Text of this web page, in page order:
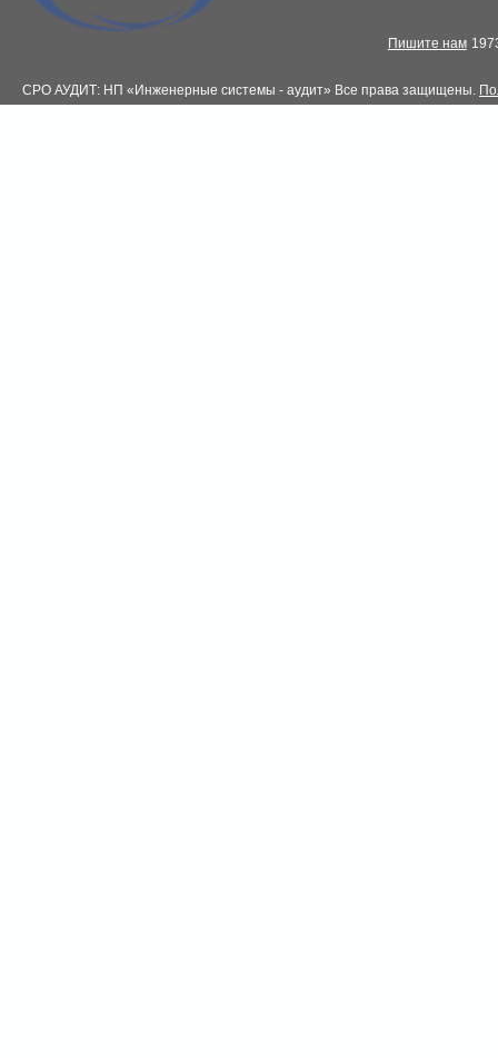
СРО АУДИТ: НП «Инженерные системы - аудит» Все права защищены.
Пишите нам